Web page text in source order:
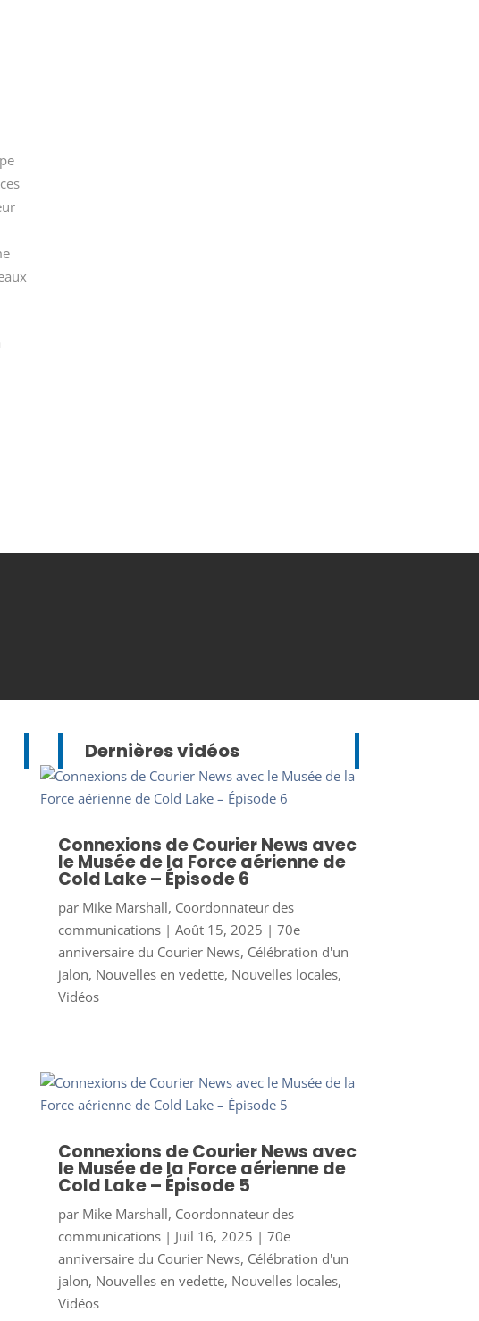
Dernières vidéos
Connexions de Courier News avec
le Musée de la Force aérienne de
Cold Lake – Épisode 6
par Mike Marshall, Coordonnateur des
communications| Août 15, 2025 | 70e
anniversaire du Courier News, Célébration d'un
jalon, Nouvelles en vedette, Nouvelles locales,
Vidéos
Connexions de Courier News avec
le Musée de la Force aérienne de
Cold Lake – Épisode 5
par Mike Marshall, Coordonnateur des
communications| Juil 16, 2025 | 70e
anniversaire du Courier News, Célébration d'un
jalon, Nouvelles en vedette, Nouvelles locales,
Vidéos